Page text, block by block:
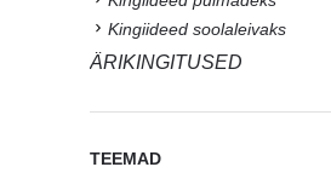
Kingiideed soolaleivaks
ÄRIKINGITUSED
TEEMAD